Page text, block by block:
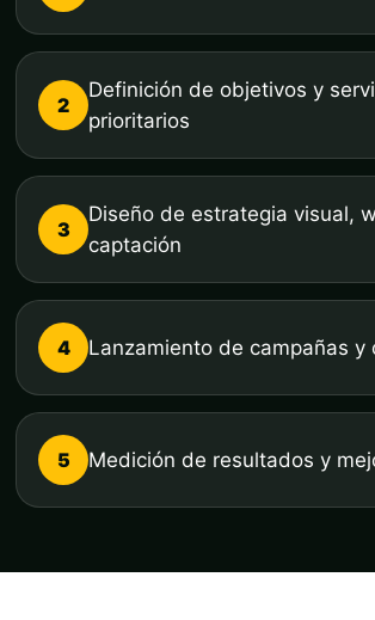
2
Definición de objetivos y
prioritarios
3
Diseño de estrategia visual,
captación
4 Lanzamiento de campañas y
5 Medición de resultados y